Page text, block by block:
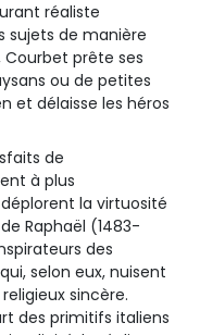
réaliste
sujets de manière
Courbet prête ses
ou de petites
et délaisse les héros
de
à plus
la virtuosité
Raphaël (1483-
des
selon eux, nuisent
sincère.
des primitifs italiens